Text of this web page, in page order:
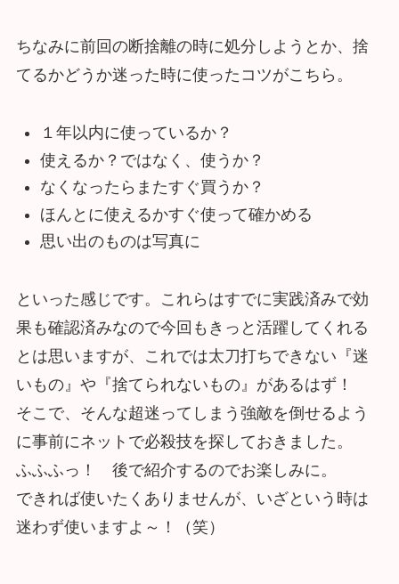
ちなみに前回の断捨離の時に処分しようとか、捨
てるかどうか迷った時に使ったコツがこちら。
１年以内に使っているか？
使えるか？ではなく、使うか？
なくなったらまたすぐ買うか？
ほんとに使えるかすぐ使って確かめる
思い出のものは写真に
といった感じです。これらはすでに実践済みで効
果も確認済みなので今回もきっと活躍してくれる
とは思いますが、これでは太刀打ちできない『迷
いもの』や『捨てられないもの』があるはず！
そこで、そんな超迷ってしまう強敵を倒せるよう
に事前にネットで必殺技を探しておきました。
ふふふっ！ 後で紹介するのでお楽しみに。
できれば使いたくありませんが、いざという時は
迷わず使いますよ～！（笑）